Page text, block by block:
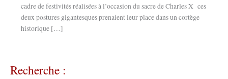
cadre de festivités réalisées à l’occasion du sacre de Charles X ces
deux postures gigantesques prenaient leur place dans un cortège
historique […]
Recherche :